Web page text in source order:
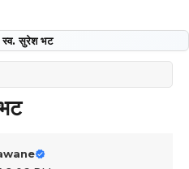
स्व. सुरेश भट